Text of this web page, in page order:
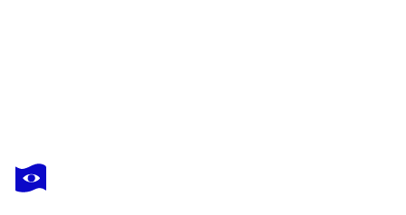
TOMOYA NAKANO
The Rain